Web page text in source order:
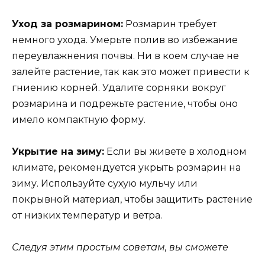
Уход за розмарином: Розмарин требует
немного ухода. Умерьте полив во избежание
переувлажнения почвы. Ни в коем случае не
залейте растение, так как это может привести к
гниению корней. Удалите сорняки вокруг
розмарина и подрежьте растение, чтобы оно
имело компактную форму.
Укрытие на зиму: Если вы живете в холодном
климате, рекомендуется укрыть розмарин на
зиму. Используйте сухую мульчу или
покрывной материал, чтобы защитить растение
от низких температур и ветра.
Следуя этим простым советам, вы сможете